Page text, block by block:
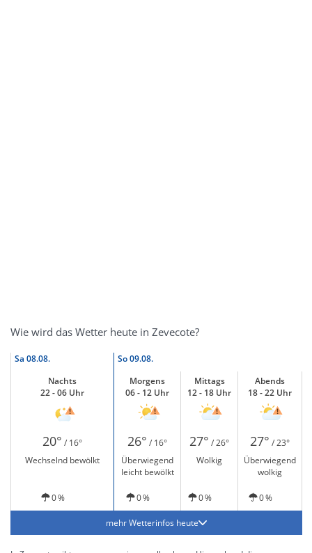
Wie wird das Wetter heute in Zevecote?
Sa 08.08. So09.08.
Nachts
22 - 06 Uhr
Morgens
06 - 12 Uhr
Mittags
12 - 18 Uhr
Abends
18 - 22 Uhr
20° / 16° 26° / 16° 27° / 26° 27° / 23°
Wechselnd bewölkt
Überwiegend
leicht bewölkt
Wolkig
Überwiegend
wolkig
0 % 0 % 0 % 0 %
mehr Wetterinfos heute